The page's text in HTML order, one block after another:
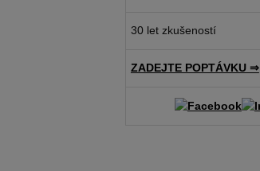
30 let zkušeností
ZADEJTE POPTÁVKU ⇒